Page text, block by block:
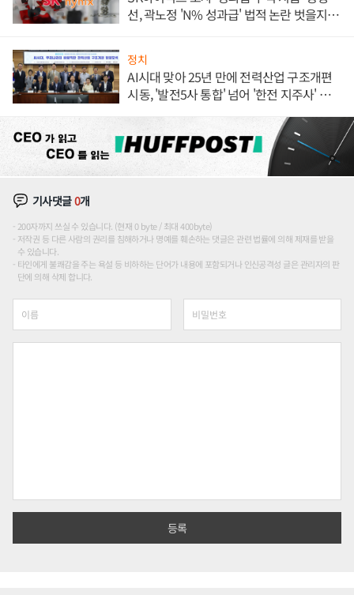
선, 곽노정 'N% 성과급' 법적 논란 벗을지 주
정치
AI시대 맞아 25년 만에 전력산업 구조개편
시동, '발전5사 통합' 넘어 '한전 지주사' 재편
기사댓글0개
200자까지 쓰실 수 있습니다. (현재 0 byte / 최대 400byte)
저작권 등 다른 사람의 권리를 침해하거나 명예를 훼손하는 댓글은 관련 법률에 의해 제재를 받을
수 있습니다.
타인에게 불쾌감을 주는 욕설 등 비하하는 단어가 내용에 포함되거나 인신공격성 글은 관리자의 판
단에 의해 삭제 합니다.